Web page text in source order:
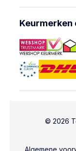
Keurmerken
© 2026
Algemene